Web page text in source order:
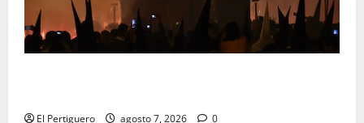
El Pertiguero agosto 7, 2026 0